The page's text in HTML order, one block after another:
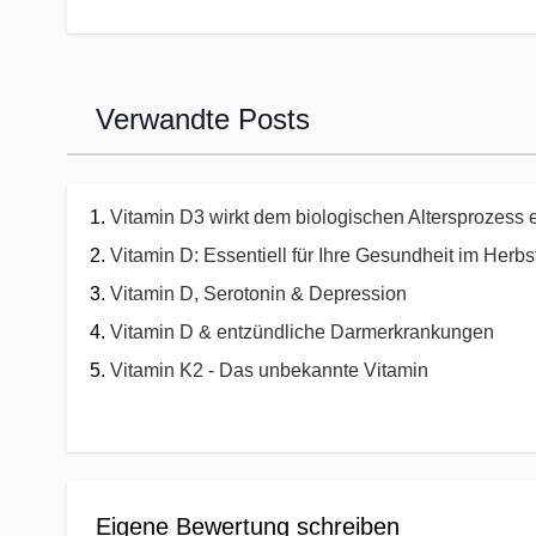
Verwandte Posts
Vitamin D3 wirkt dem biologischen Altersprozess
Vitamin D: Essentiell für Ihre Gesundheit im
Vitamin D, Serotonin & Depression
Vitamin D & entzündliche Darmerkrankungen
Vitamin K2 - Das unbekannte Vitamin
Eigene Bewertung schreiben